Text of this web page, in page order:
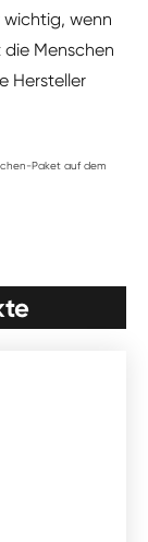
wichtig, wenn
Menschen
Hersteller
Paket auf dem